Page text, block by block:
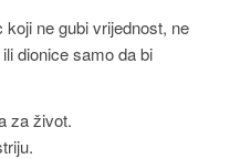
ne gubi vrijednost, ne
dionice samo da bi
za život.